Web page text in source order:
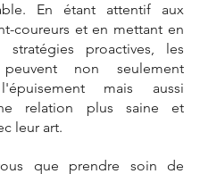
En étant attentif aux
coureurs et en mettant en
stratégies proactives, les
peuvent non seulement
mais aussi
relation plus saine et
leur art.
que prendre soin de